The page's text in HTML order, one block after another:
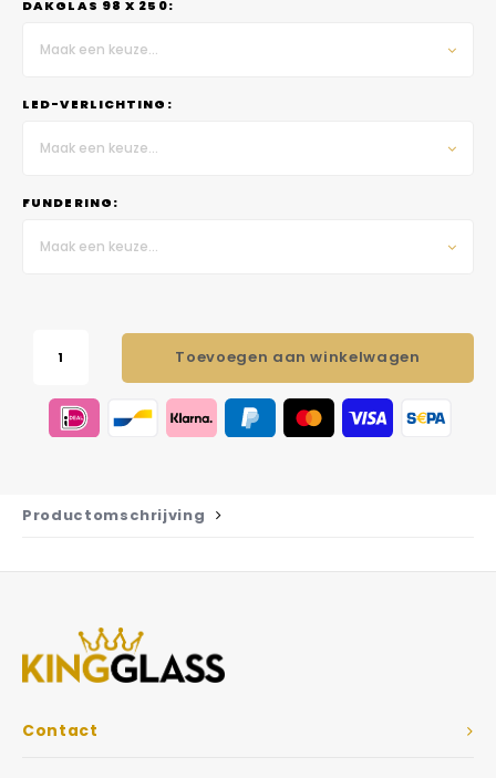
DAKGLAS 98 X 250:
Maak een keuze...
LED-VERLICHTING:
Maak een keuze...
FUNDERING:
Maak een keuze...
Toevoegen aan winkelwagen
Productomschrijving
Contact